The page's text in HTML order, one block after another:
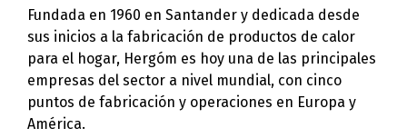
Fundada en 1960 en Santander y dedicada desde
sus inicios a la fabricación de productos de calor
para el hogar, Hergóm es hoy una de las principales
empresas del sector a nivel mundial, con cinco
puntos de fabricación y operaciones en Europa y
América.